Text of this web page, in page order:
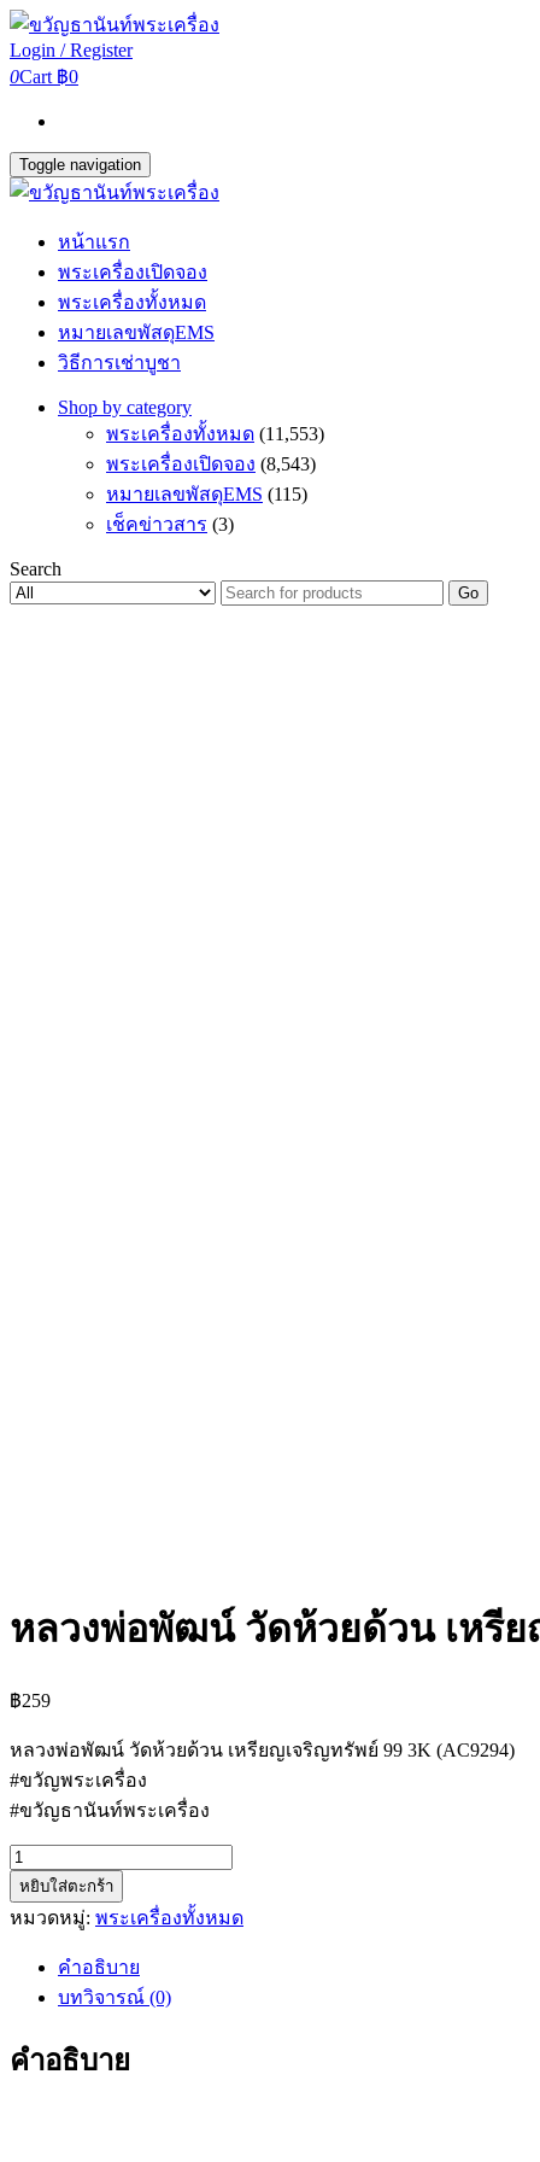
Login / Register
0Cart ฿0
Toggle navigation
หน้าแรก
พระเครื่องเปิดจอง
พระเครื่องทั้งหมด
หมายเลขพัสดุEMS
วิธีการเช่าบูชา
Shop by category
พระเครื่องทั้งหมด (11,553)
พระเครื่องเปิดจอง (8,543)
หมายเลขพัสดุEMS (115)
เช็คข่าวสาร (3)
Search
Go
หลวงพ่อพัฒน์ วัดห้วยด้วน เหรีย
฿259
หลวงพ่อพัฒน์ วัดห้วยด้วน เหรียญเจริญทรัพย์ 99 3K (AC9294)
#ขวัญพระเครื่อง
#ขวัญธานันท์พระเครื่อง
จำนวน
หลวง
พ่อ
เหรียญ
หยิบใส่ตะกร้า
หมวดหมู่: พระเครื่องทั้งหมด
คำอธิบาย
บทวิจารณ์ (0)
คำอธิบาย